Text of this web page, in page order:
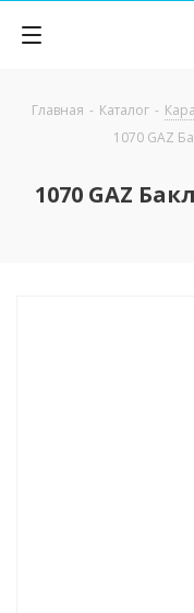
Главная - Каталог -
1070 GAZ
1070 GAZ